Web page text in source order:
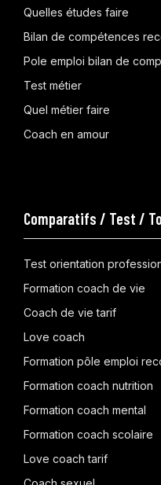
Quelles études faire
Bilan de compétences
Pole emploi bilan de
Test métier
Quel métier faire
Coach en amour
Comparatifs / Test /
Test orientation
Formation coach de vie
Coach de vie tarif
Love coach
Formation pôle emploi
Formation coach nutrition
Formation coach mental
Formation coach scolaire
Love coach tarif